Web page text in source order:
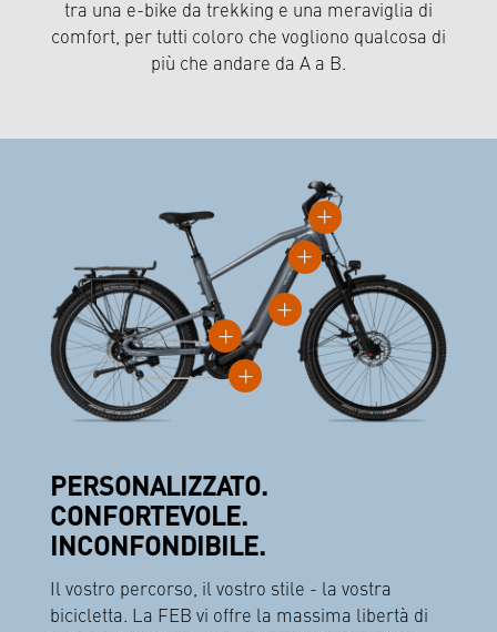
tra una e-bike da trekking e una meraviglia di
comfort, per tutti coloro che vogliono qualcosa di
più che andare da A a B.
PERSONALIZZATO.
CONFORTEVOLE.
INCONFONDIBILE.
Il vostro percorso, il vostro stile - la vostra
bicicletta. La FEB vi offre la massima libertà di